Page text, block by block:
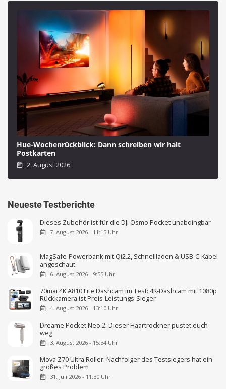
Hue-Wochenrückblick: Dann schreiben wir halt
Postkarten
2. August 2026
Neueste Testberichte
Dieses Zubehör ist für die DJI Osmo Pocket unabdingbar
7. August 2026 - 11:15 Uhr
MagSafe-Powerbank mit Qi2.2, Schnellladen & USB-C-Kabel
angeschaut
6. August 2026 - 9:55 Uhr
70mai 4K A810 Lite Dashcam im Test: 4K-Dashcam mit 1080p
Rückkamera ist Preis-Leistungs-Sieger
4. August 2026 - 13:10 Uhr
Dreame Pocket Neo 2: Dieser Haartrockner pustet euch
weg
3. August 2026 - 15:34 Uhr
Mova Z70 Ultra Roller: Nachfolger des Testsiegers hat ein
großes Problem
31. Juli 2026 - 11:30 Uhr